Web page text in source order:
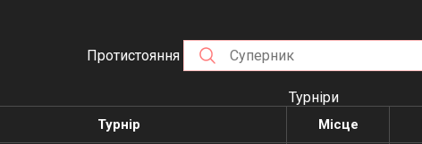
Протистояння
Турніри
Турнір Місце